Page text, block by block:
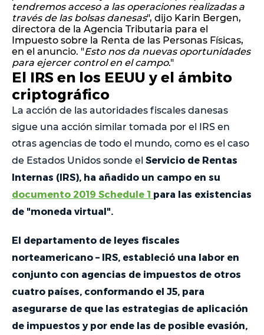
tendremos acceso a las operaciones realizadas a
través de las bolsas danesas", dijo Karin Bergen,
directora de la Agencia Tributaria para el
Impuesto sobre la Renta de las Personas Físicas,
en el anuncio. "Esto nos da nuevas oportunidades
para ejercer control en el campo."
El IRS en los EEUU y el ámbito
criptográfico
La acción de las autoridades fiscales danesas
sigue una acción similar tomada por el IRS en
otras agencias de todo el mundo, como es el caso
de Estados Unidos sonde el Servicio de Rentas
Internas (IRS), ha añadido un campo en su
documento 2019 Schedule 1 para las existencias
de "moneda virtual".
El departamento de leyes fiscales
norteamericano – IRS, estableció una labor en
conjunto con agencias de impuestos de otros
cuatro países, conformando el J5, para
asegurarse de que las estrategias de aplicación
de impuestos y por ende las de posible evasión,